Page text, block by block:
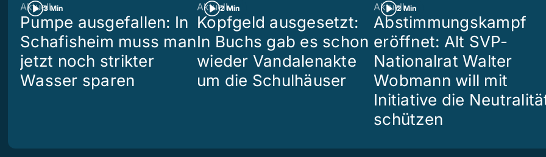
3 Min
Aktuell
Pumpe ausgefallen: In
Schafisheim muss man
jetzt noch strikter
Wasser sparen
2 Min
Aktuell
Kopfgeld ausgesetzt:
In Buchs gab es schon
wieder Vandalenakte
um die Schulhäuser
2 Min
Aktuell
Abstimmungskampf
eröffnet: Alt SVP-
Nationalrat Walter
Wobmann will mit
Initiative die
schützen